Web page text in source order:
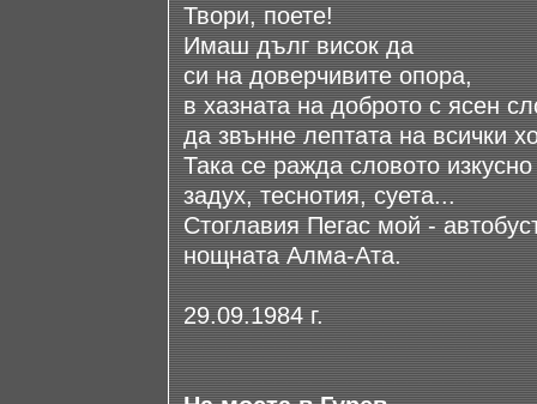
Твори, поете!
Имаш дълг висок да
си на доверчивите опора,
в хазната на доброто с ясен
да звънне лептата на всички
Така се ражда словото
задух, теснотия, суета...
Стоглавия Пегас мой -
нощната Алма-Ата.
29.09.1984 г.